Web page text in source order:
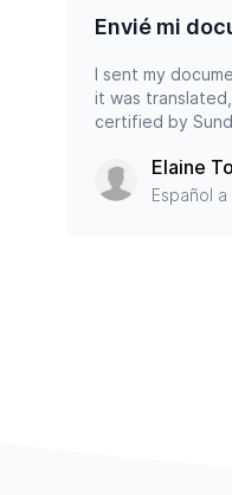
Envié mi
I sent my
it was
certified by
Elaine
Español a